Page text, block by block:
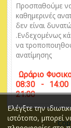
Προσπαθούμε
καθημερινές
δεν είναι
.Ενδεχομένως
να
ανατίμησης
Ωράριο
08:30 - 14:00
21:00
Ελέγξτε την
ιστότοπο, μπορεί